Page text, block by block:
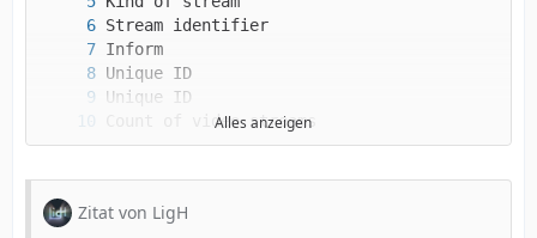
Alles anzeigen
Zitat von LigH